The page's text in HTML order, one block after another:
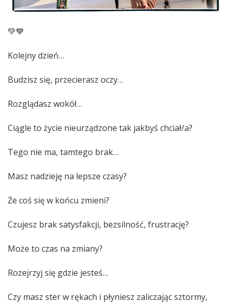
💚💙
Kolejny dzień…
Budzisz się, przecierasz oczy…
Rozglądasz wokół…
Ciągle to życie nieurządzone tak jakbyś chciał/a?
Tego nie ma, tamtego brak…
Masz nadzieję na lepsze czasy?
Że coś się w końcu zmieni?
Czujesz brak satysfakcji, bezsilność, frustrację?
Może to czas na zmiany?
Rozejrzyj się gdzie jesteś…
Czy masz ster w rękach i płyniesz zaliczając sztormy,